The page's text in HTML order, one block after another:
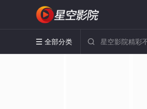
 全部分类 